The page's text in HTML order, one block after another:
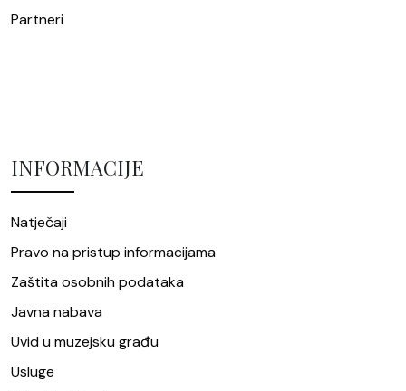
Partneri
INFORMACIJE
Natječaji
Pravo na pristup informacijama
Zaštita osobnih podataka
Javna nabava
Uvid u muzejsku građu
Usluge